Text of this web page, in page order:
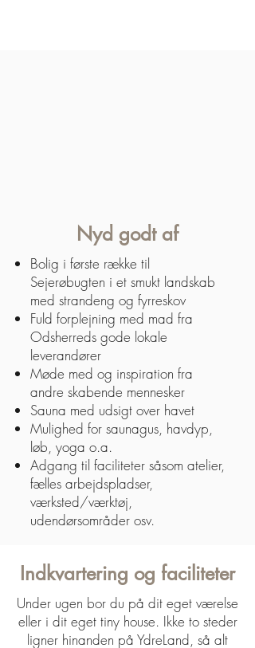
Nyd godt af
Bolig i første række til
Sejerøbugten i et smukt landskab
med strandeng og fyrreskov
Fuld forplejning med mad fra
Odsherreds gode lokale
leverandører
Møde med og inspiration fra
andre skabende mennesker
Sauna med udsigt over havet
Mulighed for saunagus, havdyp,
løb, yoga o.a.
Adgang til faciliteter såsom atelier,
fælles arbejdspladser,
værksted/værktøj,
udendørsområder osv.
Indkvartering og faciliteter
Under ugen bor du på dit eget værelse
eller i dit eget tiny house. Ikke to steder
ligner hinanden på YdreLand, så alt